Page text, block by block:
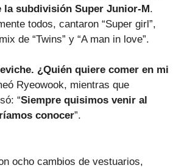
la subdivisión Super Junior-M.
todos, cantaron “Super girl”,
de “Twins” y “A man in love”.
¿Quién quiere comer en mi
Ryeowook, mientras que
“Siempre quisimos venir al
conocer”.
ocho cambios de vestuarios,